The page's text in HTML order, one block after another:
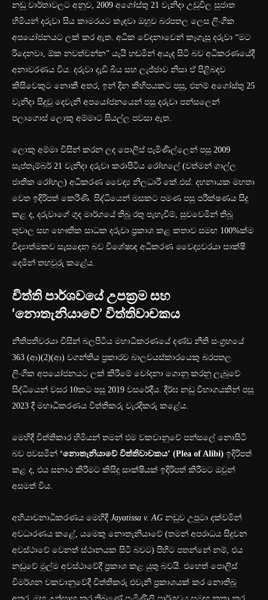
නඩු වාර්තාවලට අනුව, 2009 අගෝස්තු 21 වැනිදා උඩුවිල සුජාත
හිමියන් දරුවා සිය කාමරයට කැඳවා ඔහුව බරපතල ලෙස ලිංගික
අපයෝජනයට ලක් කර ඇත. අධික වේදනාවෙන් කෑගැසූ දරුවා “මට
රිදෙනවා, ඕක නවත්වන්න” යැයි හඬමින් අයැද සිටි බව අධිකරණයේදී
අනාවරණය විය. දරුවා දැඩි බිය සහ ලැජ්ජාව නිසා ඒ පිළිබඳව
කිසිවෙකුට නොකී අතර, ඉන් දින කිහිපයකට පසු, එනම් අගෝස්තු 25
වැනිදා සිදුවූ දෙවැනි අපයෝජනයෙන් පසු දරුවා පන්සලෙන්
පලාගොස් ලොකු අම්මාට සියල්ල පවසා ඇත.
ලොකු අම්මා විසින් කරන ලද පොලිස් පැමිණිල්ලෙන් පසු 2009
සැප්තැම්බර් 21 වැනිදා දරුවා කරාපිටිය රෝහලේ (වත්මන් ගාල්ල
ජාතික රෝහල) අධිකරණ වෛද්‍ය නිලධාරී කේ.එස්. දහනායක මහතා
වෙත ඉදිරිපත් කෙරිණි. සිද්ධියෙන් මසකට පමණ පසු පරීක්ෂණය සිදු
කළ ද, දරුවාගේ ගුද මාර්ගයේ තිබූ රතු පැහැවීම්, සුවවෙමින් තිබූ
තුවාල සහ භෞතික සාධක දරුවා ප්‍රකාශ කළ කතාව සමඟ 100%ක්ම
විද්‍යාත්මකව සැසඳෙන බව විශේෂඥ අධිකරණ වෛද්‍යවරයා සාක්ෂි
දෙමින් තහවුරු කළේය.
විත්ති පාර්ශවයේ උපක්‍රම සහ
‘නොතැනියාවේ’ විත්තිවාචකය
නීතිපතිවරයා විසින් බලපිටිය මහාධිකරණයේ දණ්ඩ නීති සංග්‍රහයේ
363 (ආ)(2)(ආ) වගන්තිය ප්‍රකාරව බාලවයස්කාරයෙකු බරපතල
ලිංගික අපයෝජනයට ලක් කිරීමේ චෝදනා ගොනු කරනු ලැබුවේ
සිද්ධියෙන් වසර 10කට පසු 2019 වසරේදීය. දීර්ඝ නඩු විභාගයකින් පසු
2023 දී මහාධිකරණය විත්තිකරු වැරදිකරු කළේය.
මෙහිදී විත්තිකාර හිමියන් තමන් එම වකවානුවේ පන්සලේ නොසිටි
බව පවසමින් ‘නොතැනියාවේ විත්තිවාචකය’ (Plea of Alibi) ඉදිරිපත්
කළ ද, එය සනාථ කිරීමට කිසිදු සාක්ෂියක් ඉදිරිපත් කිරීමට ඔවුන්
අසමත් විය.
අභියාචනාධිකරණය මෙහිදී Jayatissa v. AG නඩුව උපුටා දක්වමින්
අවධාරණය කළේ, යමෙකු නොතැනියාවේ (තමන් අපරාධය සිදුවන
අවස්ථාවේ වෙනත් ස්ථානයක සිටි බවට) පිහිට පතන්නේ නම්, එය
නඩුවේ මුල්ම අවස්ථාවේදී ප්‍රකාශ කළ යුතු බවයි. එහෙත් පොලිස්
විමර්ශන වකවානුවේදී විත්තිකරු එවැනි ප්‍රකාශයක් කර නොතිබූ